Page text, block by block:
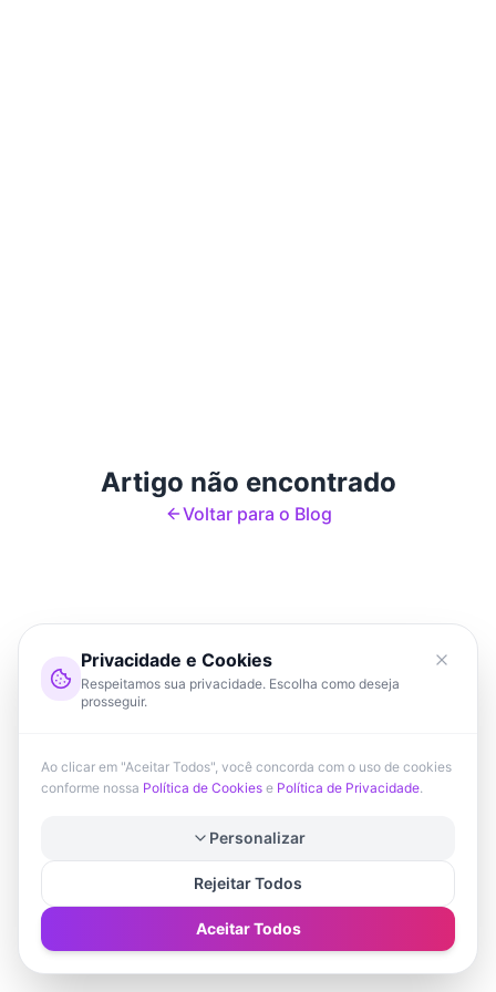
Artigo não encontrado
Voltar para o Blog
Privacidade e Cookies
Respeitamos sua privacidade. Escolha como deseja
prosseguir.
Ao clicar em "Aceitar Todos", você concorda com o uso de cookies
conforme nossa Política de Cookies e Política de Privacidade.
Personalizar
Rejeitar Todos
Aceitar Todos